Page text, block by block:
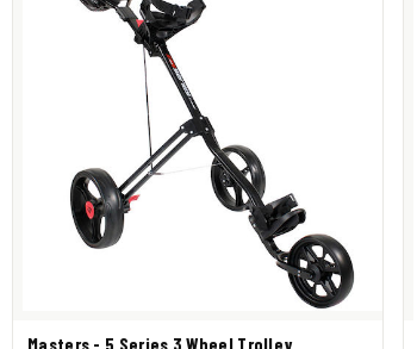
Masters - 5 Series 3 Wheel Trolley